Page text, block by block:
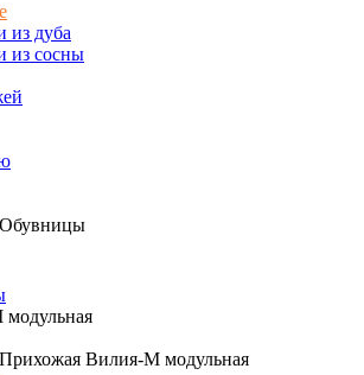
из дуба
из сосны
Вилия-М модульная